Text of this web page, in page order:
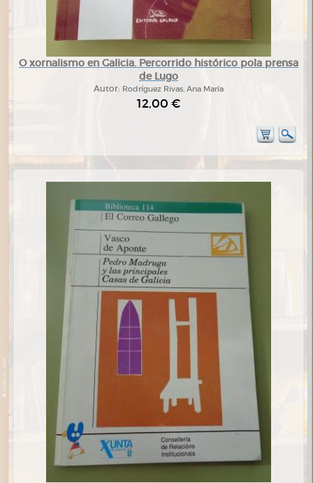
O xornalismo en Galicia. Percorrido histórico pola prensa
de Lugo
Autor: Rodríguez Rivas, Ana María
12,00 €